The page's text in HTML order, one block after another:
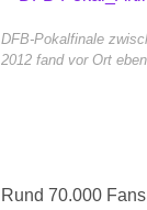
DFB-Pokalfinale
2012 fand vor Ort
Rund 70.000